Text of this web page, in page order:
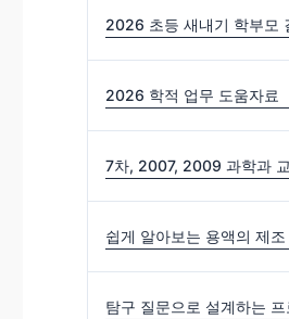
2026 초등 새내기 학부모
2026 학적 업무 도움자료
7차, 2007, 2009 과학과
쉽게 알아보는 용액의 제조
탐구 질문으로 설계하는